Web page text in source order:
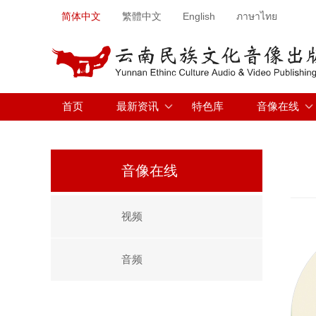
简体中文 繁體中文 English ภาษาไทย
首页 最新资讯 特色库 音像在线
音像在线
视频
音频